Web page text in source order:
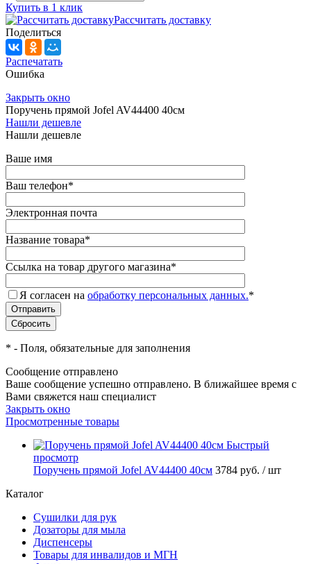
Купить в 1 клик
Рассчитать доставку
Поделиться
Распечатать
Ошибка
Закрыть окно
Поручень прямой Jofel AV44400 40см
Нашли дешевле
Нашли дешевле
Ваше имя
Ваш телефон*
Электронная почта
Название товара*
Ссылка на товар другого магазина*
Я согласен на обработку персональных данных.*
* - Поля, обязательные для заполнения
Сообщение отправлено
Ваше сообщение успешно отправлено. В ближайшее время с
Вами свяжется наш специалист
Закрыть окно
Просмотренные товары
Быстрый
просмотр
Поручень прямой Jofel AV44400 40см 3784 руб. / шт
Каталог
Сушилки для рук
Дозаторы для мыла
Диспенсеры
Товары для инвалидов и МГН